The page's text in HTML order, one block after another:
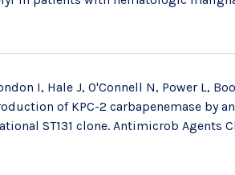
I, Hale J, O'Connell N, Power L,
of KPC-2 carbapenemase by
ST131 clone. Antimicrob Agents